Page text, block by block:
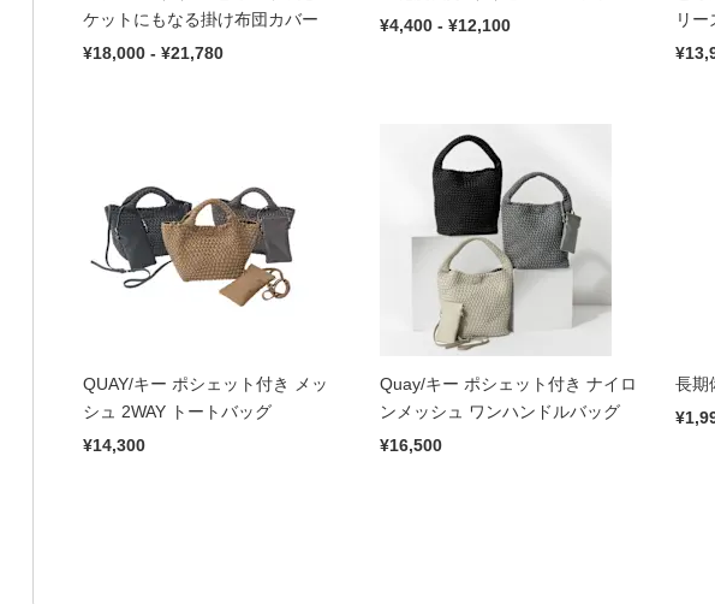
ケットにもなる掛け布団カバー
¥18,000 - ¥21,780
¥4,400 - ¥12,100
リ
布団
QUAY/キー ポシェット付き メッ
シュ 2WAY トートバッグ
¥14,300
Quay/キー ポシェット付き ナイロ
ンメッシュ ワンハンドルバッグ
¥16,500
長期